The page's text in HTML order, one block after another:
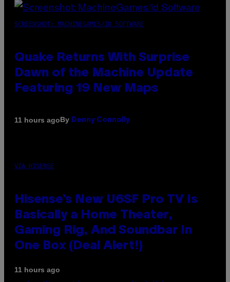
SCREENSHOT: MACHINEGAMES/ID SOFTWARE
Quake Returns With Surprise
Dawn of the Machine Update
Featuring 19 New Maps
11 hours agoBy Denny Connolly
VIA HISENSE
Hisense’s New U6SF Pro TV Is
Basically a Home Theater,
Gaming Rig, And Soundbar In
One Box (Deal Alert!)
11 hours ago